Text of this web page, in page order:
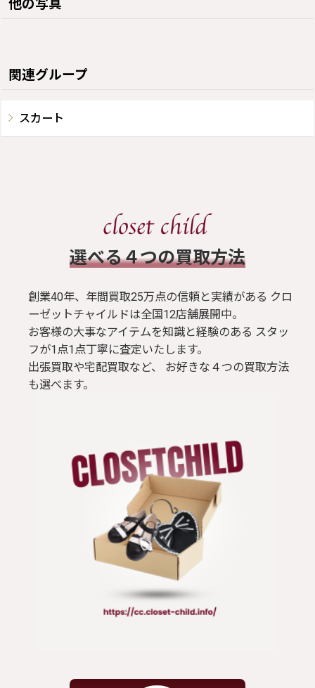
他の写真
関連グループ
スカート
​選べる４つの買取方法
創業40年、年間買取25万点の信頼と実績がある クロ
ーゼットチャイルドは全国12店舗展開中。
お客様の大事なアイテムを知識と経験のある スタッ
フが1点1点丁寧に査定いたします。
出張買取や宅配買取など、 お好きな４つの買取方法
も選べます。